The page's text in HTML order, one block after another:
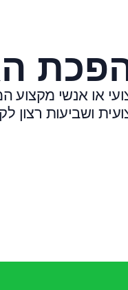
או אנשי מקצוע
ושביעות